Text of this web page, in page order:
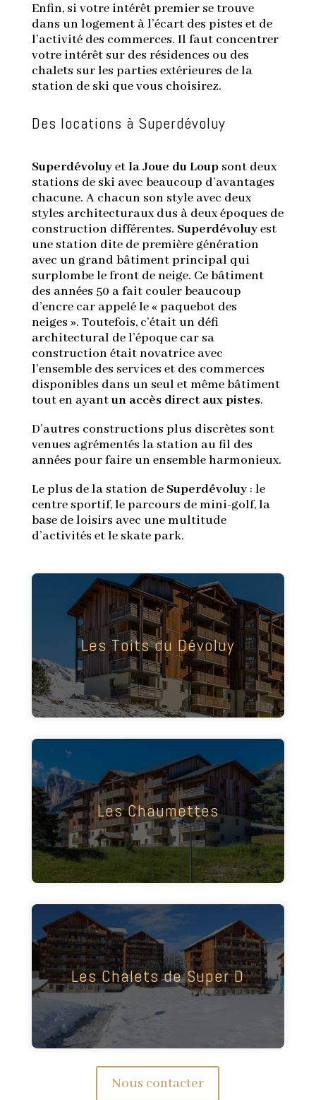
Enfin, si votre intérêt premier se trouve
dans un logement à l’écart des pistes et de
l’activité des commerces. Il faut concentrer
votre intérêt sur des résidences ou des
chalets sur les parties extérieures de la
station de ski que vous choisirez.
Des locations à Superdévoluy
Superdévoluyetla Joue du Loupsont deux
stations de ski avec beaucoup d’avantages
chacune. A chacun son style avec deux
styles architecturaux dus à deux époques de
construction différentes. Superdévoluyest
une station dite de première génération
avec un grand bâtiment principal qui
surplombe le front de neige. Ce bâtiment
des années 50 a fait couler beaucoup
d’encre car appelé le « paquebot des
neiges ». Toutefois, c’était un défi
architectural de l’époque car sa
construction était novatrice avec
l’ensemble des services et des commerces
disponibles dans un seul et même bâtiment
tout en ayantun accès direct aux pistes.
D’autres constructions plus discrètes sont
venues agrémentés la station au fil des
années pour faire un ensemble harmonieux.
Le plus de la station de Superdévoluy: le
centre sportif, le parcours de mini-golf, la
base de loisirs avec une multitude
d’activités et le skate park.
Les Toits du Dévoluy
Résidence agréable avec de beaux panoramas.
Cette dernière est composée de 143
appartements spacieux. D'une capacité de 2 à
8 personnes. Chaque appartement dispose
d'un balcon. Ascenseur et casier à skis en rez
de chaussée.
Les Chaumettes
Résidence agréable avec de beaux panoramas.
Appartements d'une capacité de 4 à 10
personnes. Chaque appartement dispose d'un
balcon. Ascenseur et casier à skis en rez de
chaussée.
Les Chalets de Super D
Résidence agréable avec de beaux panoramas.
Elle est composée de 8 "grands chalets" de 5 à 6
étages. D'une capacité de 4 à 10 personnes.
Chaque appartement dispose d'un balcon.
Ascenseur et casier à skis en rez de chaussée.
Nous contacter